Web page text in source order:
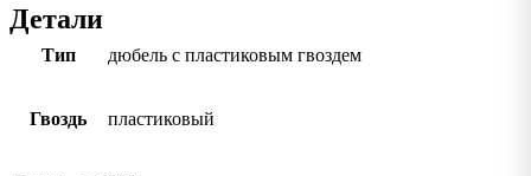
Детали
Тип дюбель с пластиковым гвоздем
Гвоздь пластиковый